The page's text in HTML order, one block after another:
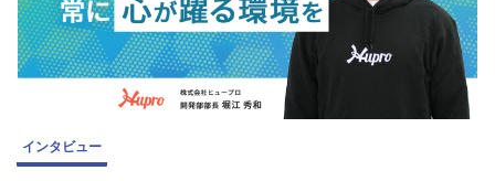
インタビュー